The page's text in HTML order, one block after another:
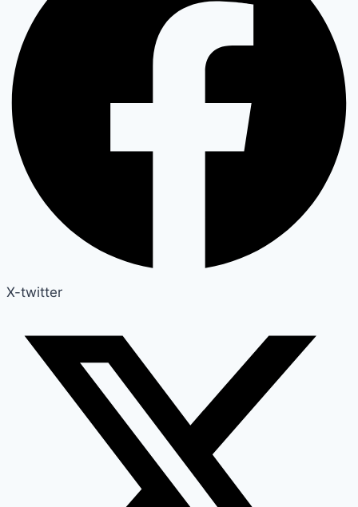
X-twitter